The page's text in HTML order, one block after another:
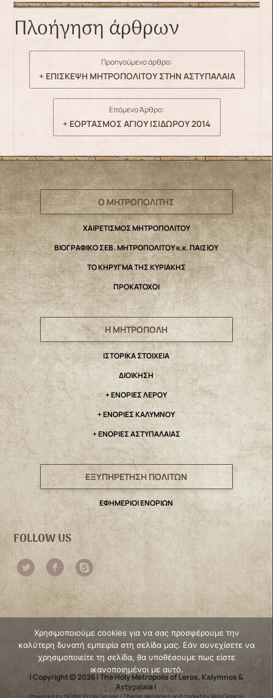
Πλοήγηση άρθρων
Προηγούμενο άρθρο:
+ ΕΠΙΣΚΕΨΗ ΜΗΤΡΟΠΟΛΙΤΟΥ ΣΤΗΝ ΑΣΤΥΠΑΛΑΙΑ
Επόμενο Άρθρο:
+ ΕΟΡΤΑΣΜΟΣ ΑΓΙΟΥ ΙΣΙΔΩΡΟΥ 2014
Ο ΜΗΤΡΟΠΟΛΙΤΗΣ
ΧΑΙΡΕΤΙΣΜΟΣ ΜΗΤΡΟΠΟΛΙΤΟΥ
ΒΙΟΓΡΑΦΙΚΟ ΣΕΒ. ΜΗΤΡΟΠΟΛΙΤΟΥ κ.κ. ΠΑΙΣΙΟΥ
ΤΟ ΚΗΡΥΓΜΑ ΤΗΣ ΚΥΡΙΑΚΗΣ
ΠΡΟΚΑΤΟΧΟΙ
Η ΜΗΤΡΟΠΟΛΗ
IΣΤΟΡΙΚΑ ΣΤΟΙΧΕΙΑ
ΔΙΟΙΚΗΣΗ
+ ΕΝΟΡΙΕΣ ΛΕΡΟΥ
+ ΕΝΟΡΙΕΣ ΚΑΛΥΜΝΟΥ
+ ΕΝΟΡΙΕΣ ΑΣΤΥΠΑΛΑΙΑΣ
ΕΞΥΠΗΡΕΤΗΣΗ ΠΟΛΙΤΩΝ
ΕΦΗΜΕΡΙΟΙ ΕΝΟΡΙΩΝ
FOLLOW US
| Copyright © 2026 | The Holy Metropolis of Leros, Kalymnos &
Astypalaia |
Χρησιμοποιούμε cookies για να σας προσφέρουμε την
καλύτερη δυνατή εμπειρία στη σελίδα μας. Εάν συνεχίσετε να
χρησιμοποιείτε τη σελίδα, θα υποθέσουμε πως είστε
ικανοποιημένοι με αυτό.
Συμφωνώ
Όχι